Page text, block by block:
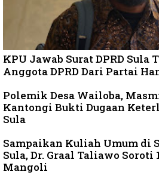
KPU Jawab Surat DPRD Sula
Anggota DPRD Dari Partai
Polemik Desa Wailoba,
Kantongi Bukti Dugaan
Sula
Sampaikan Kuliah Umum di
Sula, Dr. Graal Taliawo Soroti
Mangoli